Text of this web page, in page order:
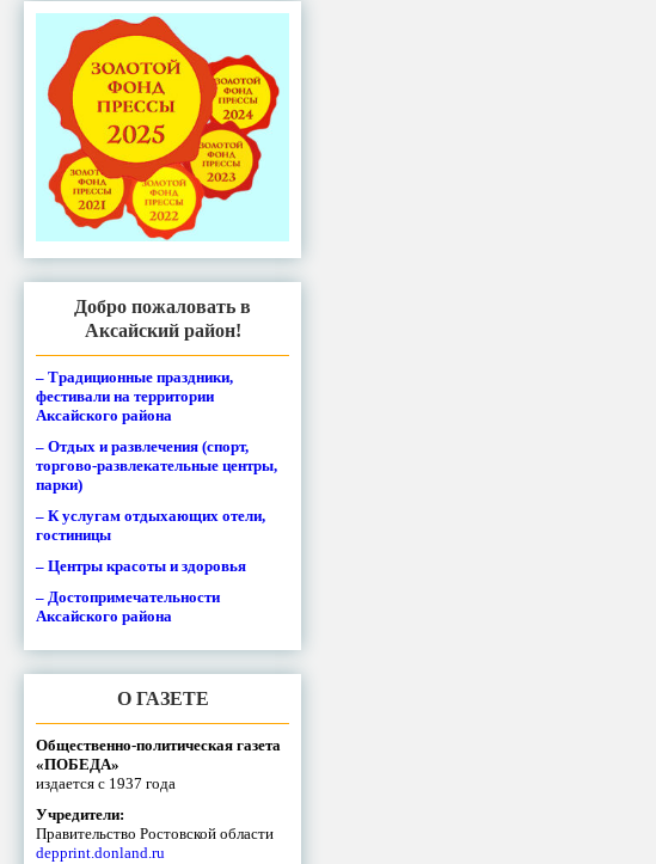
Добро пожаловать в
Аксайский район!
– Традиционные праздники,
фестивали на территории
Аксайского района
– Отдых и развлечения (спорт,
торгово-развлекательные центры,
парки)
– К услугам отдыхающих отели,
гостиницы
– Центры красоты и здоровья
– Достопримечательности
Аксайского района
О ГАЗЕТЕ
Общественно-политическая газета
«ПОБЕДА»
издается с 1937 года
Учредители:
Правительство Ростовской области
depprint.donland.ru